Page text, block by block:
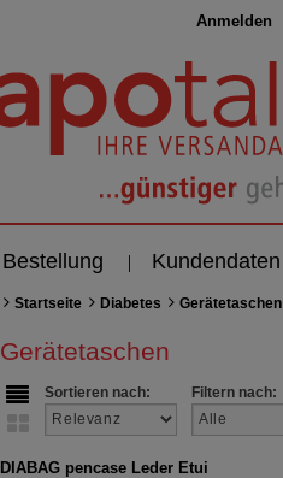
Anmelden
Bestellung Kundendaten
Startseite Diabetes Gerätetaschen
Gerätetaschen
Sortieren nach:
Filtern nach:
DIABAG pencase Leder Etui